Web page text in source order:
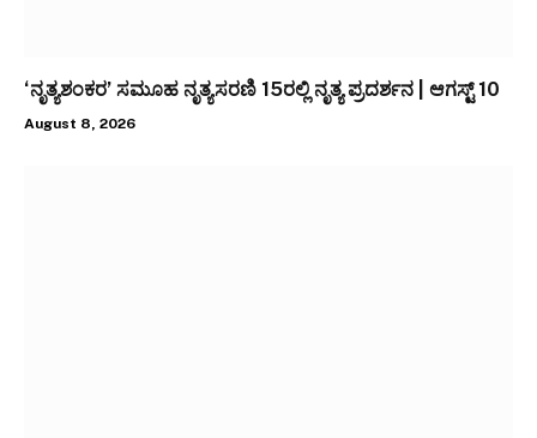
‘ನೃತ್ಯಶಂಕರ’ ಸಮೂಹ ನೃತ್ಯಸರಣಿ 15ರಲ್ಲಿ ನೃತ್ಯ ಪ್ರದರ್ಶನ | ಆಗಸ್ಟ್ 10
August 8, 2026